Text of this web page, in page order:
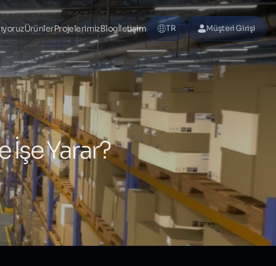
ÜrünlerProjelerimizBlogİletişim TR Müşteri Girişi
İşe Yarar?